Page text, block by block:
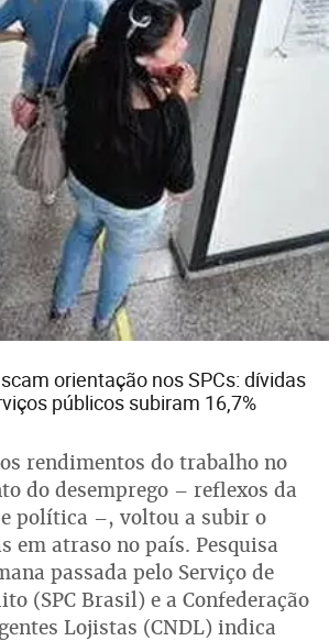
orientação nos SPCs: dívidas
públicos subiram 16,7%
rendimentos do trabalho no
do desemprego – reflexos da
política –, voltou a subir o
em atraso no país. Pesquisa
passada pelo Serviço de
(SPC Brasil) e a Confederação
Lojistas (CNDL) indica